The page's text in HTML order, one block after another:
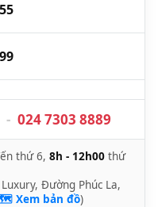
- 024 7303 8889
thứ 6, 8h - 12h00 thứ
Đường Phúc La,
Xem bản đồ)